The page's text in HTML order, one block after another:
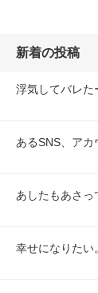
新着の投稿
浮気してバレた
あるSNS、アカ
あしたもあさ
幸せになりたい